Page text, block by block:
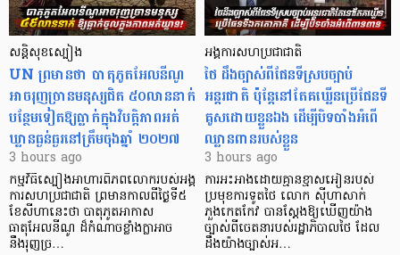
សន្តិសុខស្បៀង
UN ព្រមានថា បាតុភូតអែលនីណូ
អាចរុញច្រានមនុស្សជិត ៥០លាននាក់
បន្ថែមទៀតឱ្យធ្លាក់ក្នុងវិបត្តិ​ភាពអត់
ឃ្លានធ្ងន់ធ្ងរនៅត្រឹមចុងឆ្នាំ ២០២៧
3 hours ago
កម្មវិធីស្បៀងអាហារពិភពលោករបស់អង្គ
ការសហប្រជាជាតិ ព្រមាន​កាលពីថ្ងៃទី៥
ខែសីហានេះថា បាតុភូតអាកាស
ធាតុអែលនីណូ ដ៏កំណាចខ្លាំងក្លាអាច
នឹងរុញច្រ…
អង្គការសហប្រជាជាតិ
ថៃ ដឹងច្បាស់ពីផែនទីស្របច្បាប់
អន្តរជាតិ ប៉ុន្តែនៅតែគឃ្លើនប្រើផែនទី
គូសដោយខ្លួនឯង ដើម្បីបិទបាំងអំពើ
ឈ្លានពានរបស់ខ្លួន
3 hours ago
ការអះអាងដោយគ្មានខ្មាសអៀនរបស់
ប្រមុខការទូតថៃ លោក ស៊ីហាសាក់
ភួងកេតកែវ បានស្តែងឱ្យឃើញយ៉ាង
ច្បាស់ពីចេតនារបស់រដ្ឋាភិបាលថៃ ដែល
ដឹងយ៉ាងច្បាស់អ…